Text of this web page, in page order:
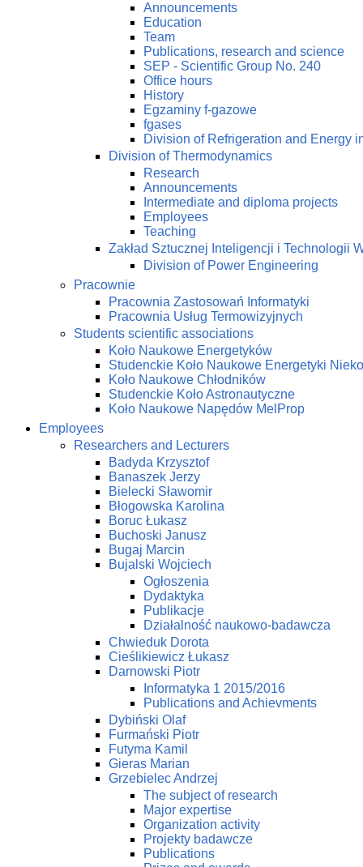
Announcements
Education
Team
Publications, research and science
SEP - Scientific Group No. 240
Office hours
History
Egzaminy f-gazowe
fgases
Division of Refrigeration and Energy
Division of Thermodynamics
Research
Announcements
Intermediate and diploma projects
Employees
Teaching
Zakład Sztucznej Inteligencji i Technologii
Division of Power Engineering
Pracownie
Pracownia Zastosowań Informatyki
Pracownia Usług Termowizyjnych
Students scientific associations
Koło Naukowe Energetyków
Studenckie Koło Naukowe Energetyki
Koło Naukowe Chłodników
Studenckie Koło Astronautyczne
Koło Naukowe Napędów MelProp
Employees
Researchers and Lecturers
Badyda Krzysztof
Banaszek Jerzy
Bielecki Sławomir
Błogowska Karolina
Boruc Łukasz
Buchoski Janusz
Bugaj Marcin
Bujalski Wojciech
Ogłoszenia
Dydaktyka
Publikacje
Działalność naukowo-badawcza
Chwieduk Dorota
Cieślikiewicz Łukasz
Darnowski Piotr
Informatyka 1 2015/2016
Publications and Achievments
Dybiński Olaf
Furmański Piotr
Futyma Kamil
Gieras Marian
Grzebielec Andrzej
The subject of research
Major expertise
Organization activity
Projekty badawcze
Publications